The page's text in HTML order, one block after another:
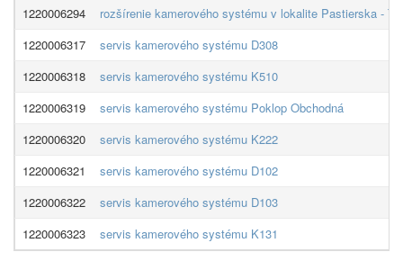
1220006294
rozšírenie kamerového systému v lokalite Pastierska -
1220006317
servis kamerového systému D308
1220006318
servis kamerového systému K510
1220006319
servis kamerového systému Poklop Obchodná
1220006320
servis kamerového systému K222
1220006321
servis kamerového systému D102
1220006322
servis kamerového systému D103
1220006323
servis kamerového systému K131